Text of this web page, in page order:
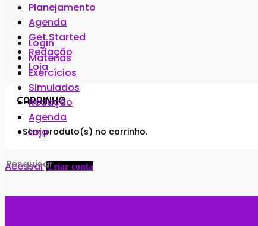
Planejamento
Agenda
Get Started
Redação
Loja
CARRINHO
Sem produto(s) no carrinho.
Acessar Criar conta
Login
Matérias
Exercícios
Simulados
Redação
Agenda
Loja
for: